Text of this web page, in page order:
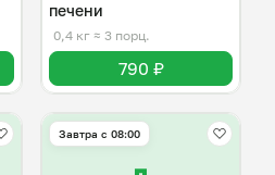
печени
0,4 кг ≈ 3 порц.
790 ₽
Завтра c 08:00